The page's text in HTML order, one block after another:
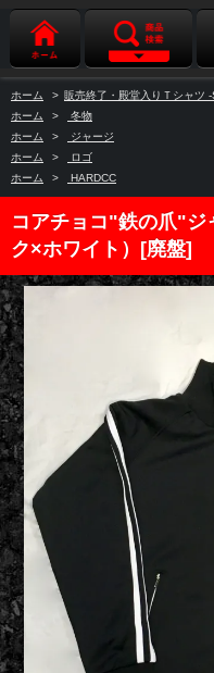
ホーム > 販売終了・殿堂入りＴシャツ
ホーム
>
冬物
ホーム
>
ジャージ
ホーム
>
ロゴ
ホーム
> HARDCC
コアチョコ"鉄の爪"ジ
ク×ホワイト）[廃盤]